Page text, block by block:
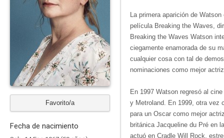
Favorito/a
Fecha de nacimiento
La primera aparición de
película Breaking the Waves,
Breaking the Waves Watson
ciegamente enamorada de su
cualquier cosa con tal de
nominaciones como mejor
En 1997 Watson regresó al
y Metroland. En 1999, otra vez
para un Oscar como mejor
británica Jacqueline du Pré en
actuó en Cradle Will Rock,